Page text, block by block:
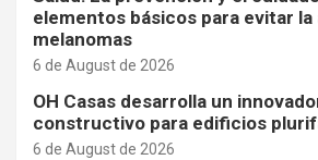
elementos básicos para evitar la
melanomas
6 de August de 2026
OH Casas desarrolla un
constructivo para edificios
6 de August de 2026